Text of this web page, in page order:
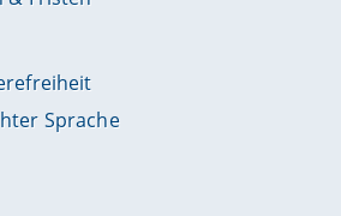
Sprache